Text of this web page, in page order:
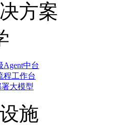
方案
Agent中台
程工作台
大模型
施